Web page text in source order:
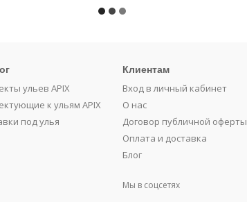
ульев APIX
к ульям APIX
под улья
Клиентам
Вход в личный кабинет
О нас
Договор публичной оферты
Оплата и доставка
Блог
Мы в соцсетях